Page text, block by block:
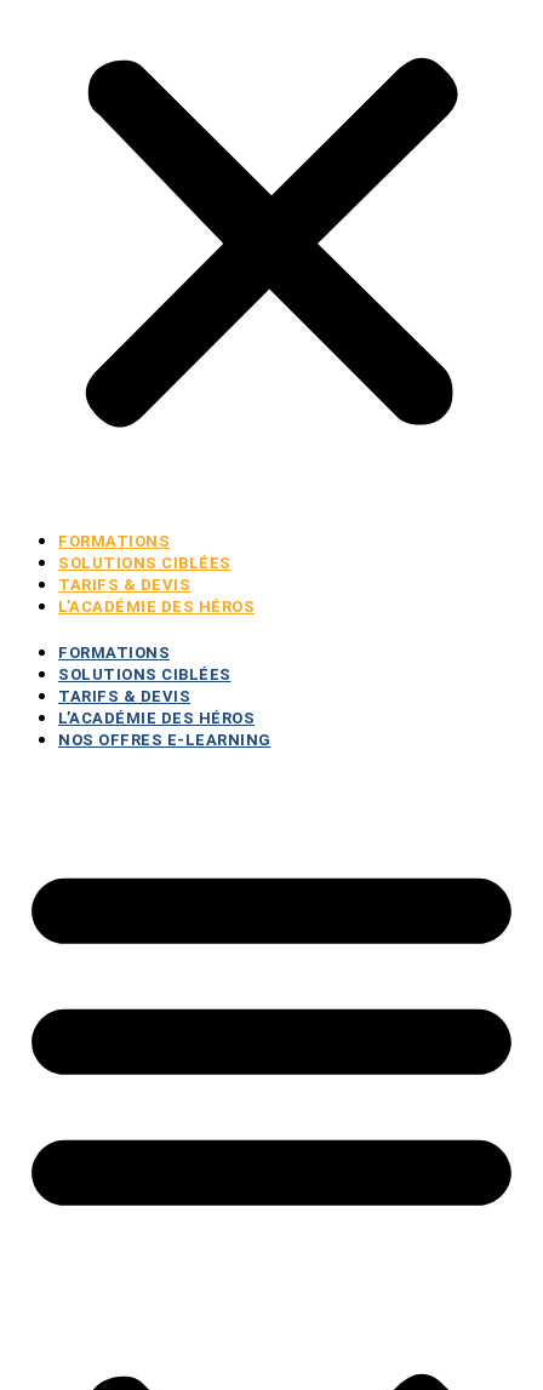
FORMATIONS
SOLUTIONS CIBLÉES
TARIFS & DEVIS
L’ACADÉMIE DES HÉROS
FORMATIONS
SOLUTIONS CIBLÉES
TARIFS & DEVIS
L’ACADÉMIE DES HÉROS
NOS OFFRES E-LEARNING